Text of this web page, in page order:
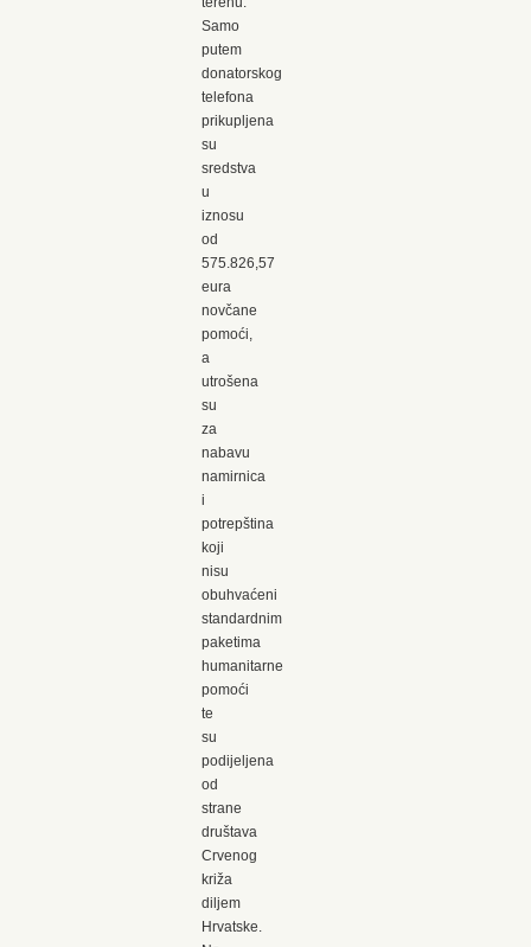
Samo
putem
donatorskog
telefona
prikupljena
su
sredstva
u
iznosu
od
575.826,57
eura
novčane
pomoći,
a
utrošena
su
za
nabavu
namirnica
i
potrepština
koji
nisu
obuhvaćeni
standardnim
paketima
humanitarne
pomoći
te
su
podijeljena
od
strane
društava
Crvenog
križa
diljem
Hrvatske.